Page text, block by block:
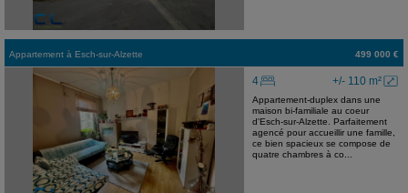
Appartement à Esch-sur-Alzette 499 000 €
+/- 110 m²
4
Appartement-duplex dans une
maison bi-familiale au coeur
d'Esch-sur-Alzette. Parfaitement
agencé pour accueillir une famille,
ce bien spacieux se compose de
quatre chambres à co...